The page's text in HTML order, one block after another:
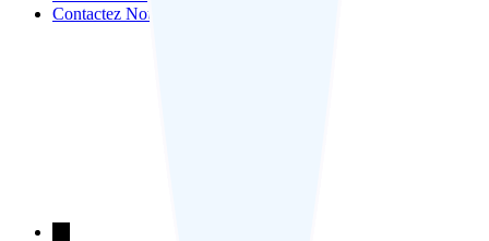
Contactez Nous